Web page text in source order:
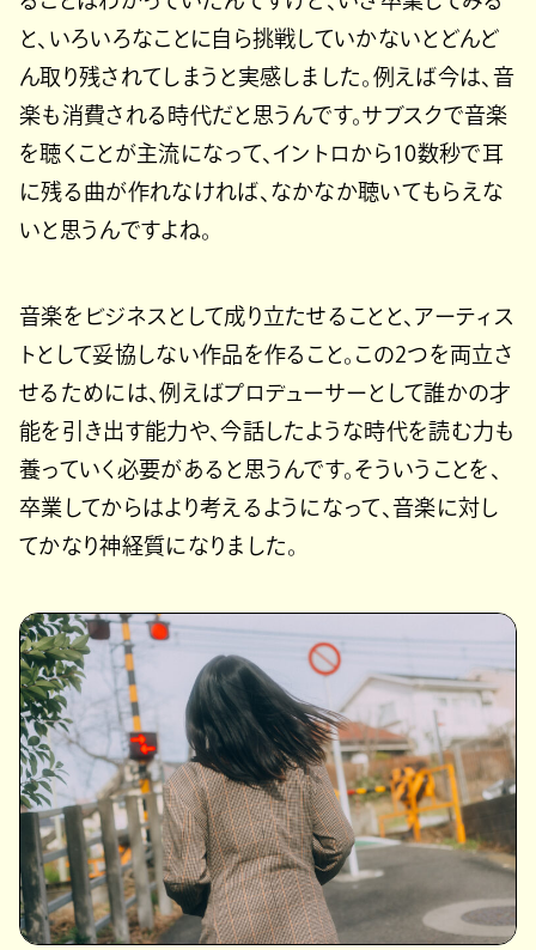
と、いろいろなことに自ら挑戦していかないとどんど
ん取り残されてしまうと実感しました。例えば今は、音
楽も消費される時代だと思うんです。サブスクで音楽
を聴くことが主流になって、イントロから10数秒で耳
に残る曲が作れなければ、なかなか聴いてもらえな
いと思うんですよね。
音楽をビジネスとして成り立たせることと、アーティス
トとして妥協しない作品を作ること。この2つを両立さ
せるためには、例えばプロデューサーとして誰かの才
能を引き出す能力や、今話したような時代を読む力も
養っていく必要があると思うんです。そういうことを、
卒業してからはより考えるようになって、音楽に対し
てかなり神経質になりました。